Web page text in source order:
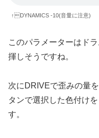
↑DYNAMICS -10(音量に注意)
このパラメーターはド
揮しそうですね。
次にDRIVEで歪みの量
タンで選択した色付け
す。